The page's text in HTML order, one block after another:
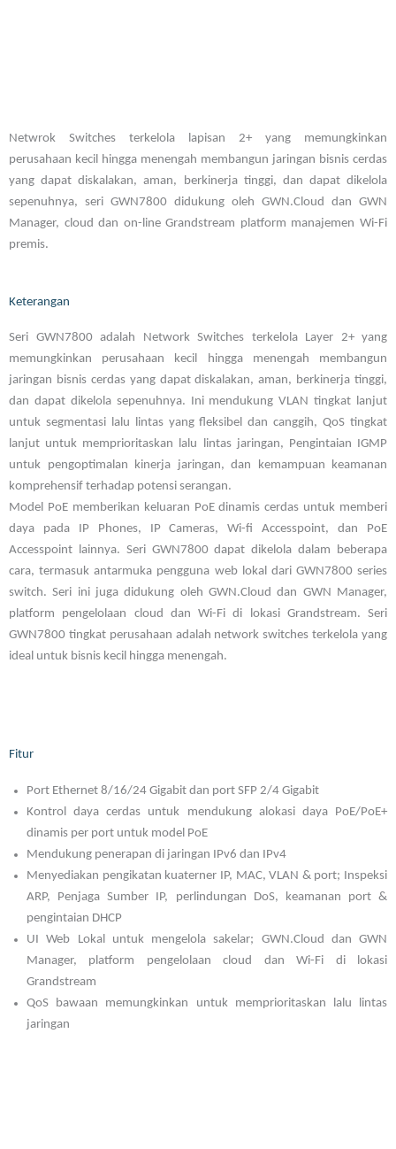
Netwrok Switches terkelola lapisan 2+ yang memungkinkan
perusahaan kecil hingga menengah membangun jaringan bisnis cerdas
yang dapat diskalakan, aman, berkinerja tinggi, dan dapat dikelola
sepenuhnya, seri GWN7800 didukung oleh GWN.Cloud dan GWN
Manager, cloud dan on-line Grandstream platform manajemen Wi-Fi
premis.
Keterangan
Seri GWN7800 adalah Network Switches terkelola Layer 2+ yang
memungkinkan perusahaan kecil hingga menengah membangun
jaringan bisnis cerdas yang dapat diskalakan, aman, berkinerja tinggi,
dan dapat dikelola sepenuhnya. Ini mendukung VLAN tingkat lanjut
untuk segmentasi lalu lintas yang fleksibel dan canggih, QoS tingkat
lanjut untuk memprioritaskan lalu lintas jaringan, Pengintaian IGMP
untuk pengoptimalan kinerja jaringan, dan kemampuan keamanan
komprehensif terhadap potensi serangan.
Model PoE memberikan keluaran PoE dinamis cerdas untuk memberi
daya pada IP Phones, IP Cameras, Wi-fi Accesspoint, dan PoE
Accesspoint lainnya. Seri GWN7800 dapat dikelola dalam beberapa
cara, termasuk antarmuka pengguna web lokal dari GWN7800 series
switch. Seri ini juga didukung oleh GWN.Cloud dan GWN Manager,
platform pengelolaan cloud dan Wi-Fi di lokasi Grandstream. Seri
GWN7800 tingkat perusahaan adalah network switches terkelola yang
ideal untuk bisnis kecil hingga menengah.
Fitur
Port Ethernet 8/16/24 Gigabit dan port SFP 2/4 Gigabit
Kontrol daya cerdas untuk mendukung alokasi daya PoE/PoE+
dinamis per port untuk model PoE
Mendukung penerapan di jaringan IPv6 dan IPv4
Menyediakan pengikatan kuaterner IP, MAC, VLAN & port; Inspeksi
ARP, Penjaga Sumber IP, perlindungan DoS, keamanan port &
pengintaian DHCP
UI Web Lokal untuk mengelola sakelar; GWN.Cloud dan GWN
Manager, platform pengelolaan cloud dan Wi-Fi di lokasi
Grandstream
QoS bawaan memungkinkan untuk memprioritaskan lalu lintas
jaringan